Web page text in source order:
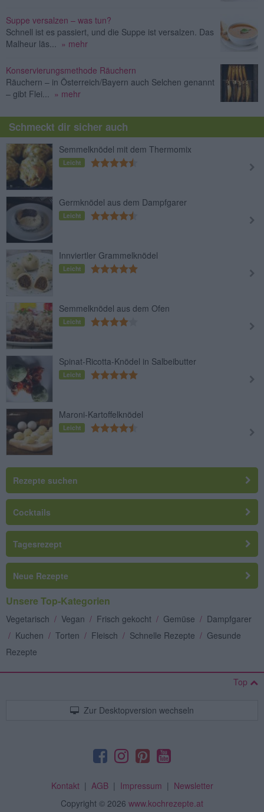
Suppe versalzen – was tun?
Schnell ist es passiert, und die Suppe ist versalzen. Das
Malheur läs...
» mehr
Konservierungsmethode Räuchern
Räuchern – in Österreich/Bayern auch Selchen genannt
– gibt Flei...
» mehr
Schmeckt dir sicher auch
Semmelknödel mit dem Thermomix
Leicht
Germknödel aus dem Dampfgarer
Leicht
Innviertler Grammelknödel
Leicht
Semmelknödel aus dem Ofen
Leicht
Spinat-Ricotta-Knödel in Salbeibutter
Leicht
Maroni-Kartoffelknödel
Leicht
Rezepte suchen
Cocktails
Tagesrezept
Neue Rezepte
Unsere Top-Kategorien
Vegetarisch / Vegan / Frisch gekocht / Gemüse / Dampfgarer
/ Kuchen / Torten / Fleisch / Schnelle Rezepte / Gesunde
Rezepte
Top
Zur Desktopversion wechseln
Kontakt| AGB| Impressum | Newsletter
Copyright © 2026 www.kochrezepte.at